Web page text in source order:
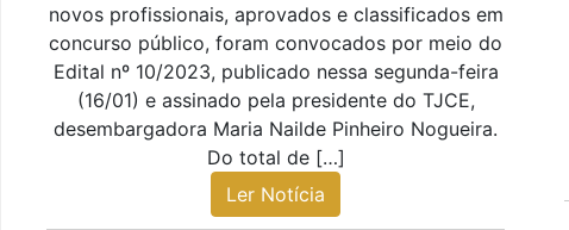
novos profissionais, aprovados e classificados em
concurso público, foram convocados por meio do
Edital nº 10/2023, publicado nessa segunda-feira
(16/01) e assinado pela presidente do TJCE,
desembargadora Maria Nailde Pinheiro Nogueira.
Do total de […]
Ler Notícia